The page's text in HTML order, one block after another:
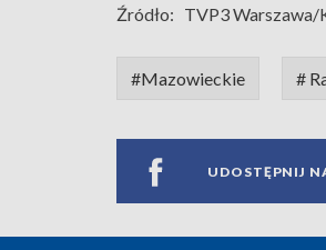
Źródło: TVP3
#Mazowieckie #
UDOSTĘPNIJ